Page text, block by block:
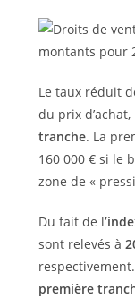
Le taux réduit
du prix
tranche. La
160 000 € si le
zone de «
Du fait de l
sont relevés à
première